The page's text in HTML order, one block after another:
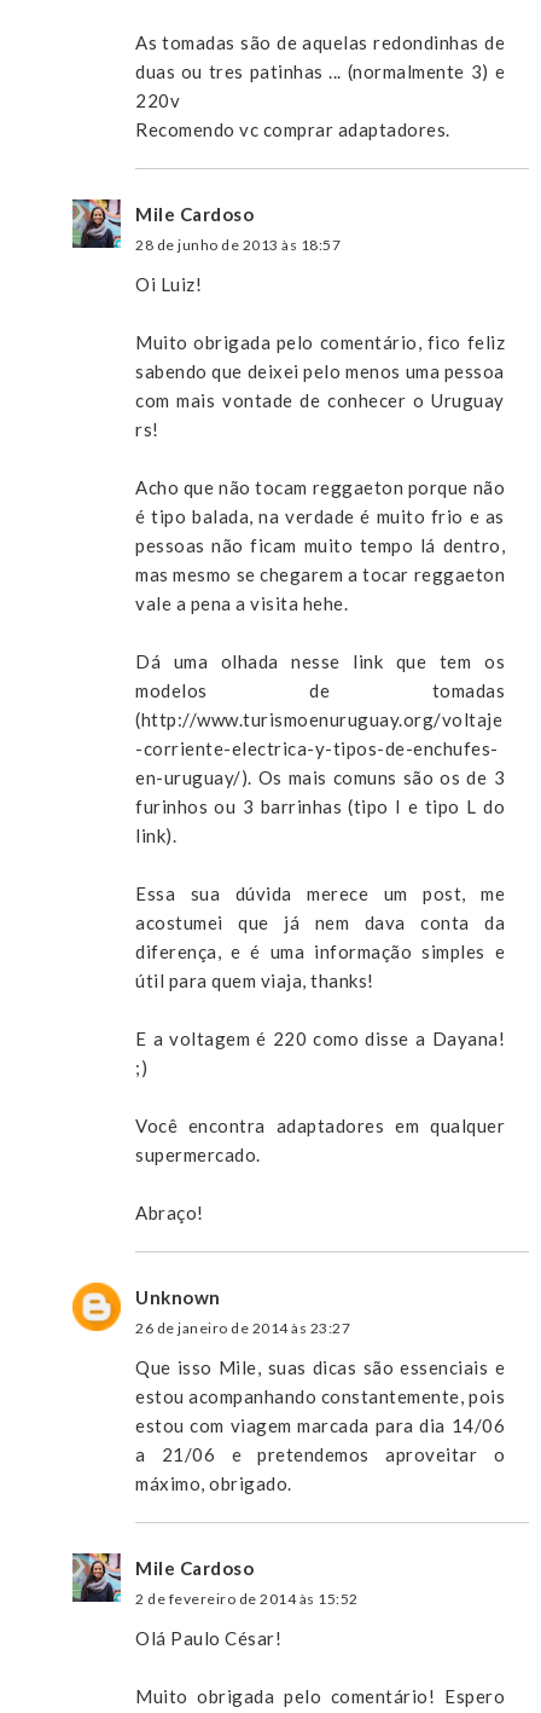
As tomadas são de aquelas redondinhas de
duas ou tres patinhas ... (normalmente 3) e
220v
Recomendo vc comprar adaptadores.
Mile Cardoso
28 de junho de 2013 às 18:57
Oi Luiz!
Muito obrigada pelo comentário, fico feliz
sabendo que deixei pelo menos uma pessoa
com mais vontade de conhecer o Uruguay
rs!
Acho que não tocam reggaeton porque não
é tipo balada, na verdade é muito frio e as
pessoas não ficam muito tempo lá dentro,
mas mesmo se chegarem a tocar reggaeton
vale a pena a visita hehe.
Dá uma olhada nesse link que tem os
modelos de tomadas
(http://www.turismoenuruguay.org/voltaje
-corriente-electrica-y-tipos-de-enchufes-
en-uruguay/). Os mais comuns são os de 3
furinhos ou 3 barrinhas (tipo I e tipo L do
link).
Essa sua dúvida merece um post, me
acostumei que já nem dava conta da
diferença, e é uma informação simples e
útil para quem viaja, thanks!
E a voltagem é 220 como disse a Dayana!
;)
Você encontra adaptadores em qualquer
supermercado.
Abraço!
Unknown
26 de janeiro de 2014 às 23:27
Que isso Mile, suas dicas são essenciais e
estou acompanhando constantemente, pois
estou com viagem marcada para dia 14/06
a 21/06 e pretendemos aproveitar o
máximo, obrigado.
Mile Cardoso
2 de fevereiro de 2014 às 15:52
Olá Paulo César!
Muito obrigada pelo comentário! Espero